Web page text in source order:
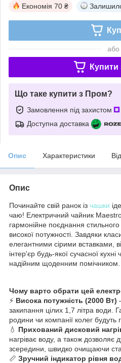
Економія 70 ₴
або
Купити
Що таке купити з Пром?
Замовлення під захистом
Доступна доставка
Опис Характеристики
Опис
Починайте свій ранок із чашки
чаю! Електричний чайник
гармонійне поєднання стильного
високої потужності. Завдяки
елегантними сірими вставками,
інтер'єр будь-якої сучасної
надійним щоденним помічником.
Чому варто обрати цей
⚡ Висока потужність (2000 Вт)
закипання цілих 1,7 літра води.
родини чи компанії колег будуть
💧 Прихований дисковий
нагріває воду, а також дозволяє
зсередини, швидко очищаючи
📏 Зручний індикатор рівня